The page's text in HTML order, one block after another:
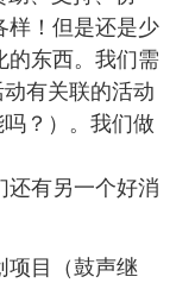
样！但是还是少
的东西。我们需
有关联的活动
？）。我们做
有另一个好消
项目（鼓声继